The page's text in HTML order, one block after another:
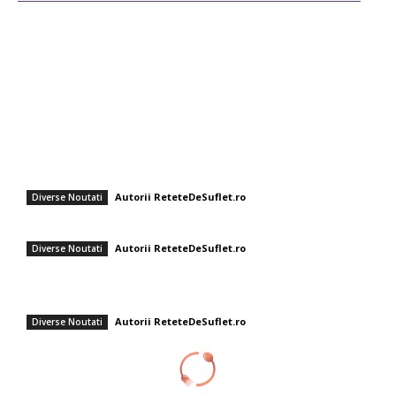
Diverse Noutati
Autorii ReteteDeSuflet.ro
Diverse Noutati
Autorii ReteteDeSuflet.ro
Diverse Noutati
Autorii ReteteDeSuflet.ro